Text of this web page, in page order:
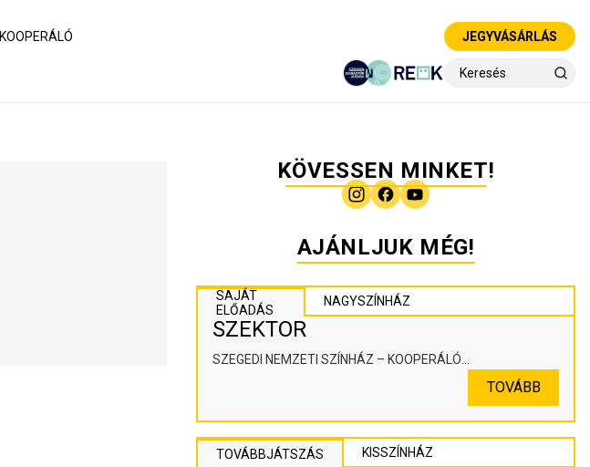
KOOPERÁLÓ JEGYVÁSÁRLÁS
KÖVESSEN MINKET!
AJÁNLJUK MÉG!
SAJÁT
ELŐADÁS
NAGYSZÍNHÁZ
SZEKTOR
SZEGEDI NEMZETI SZÍNHÁZ – KOOPERÁLÓ
TOVÁBB
TOVÁBBJÁTSZÁS KISSZÍNHÁZ